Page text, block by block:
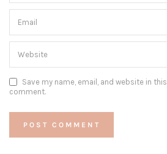
Save my name, email, and website in
comment.